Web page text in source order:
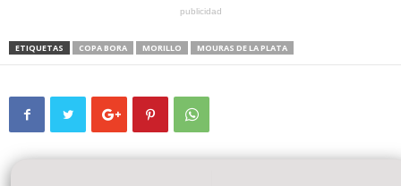
publicidad
ETIQUETAS COPA BORA MORILLO MOURAS DE LA PLATA